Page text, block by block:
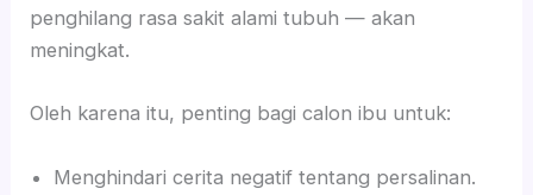
penghilang rasa sakit alami tubuh — akan
meningkat.
Oleh karena itu, penting bagi calon ibu untuk:
Menghindari cerita negatif tentang persalinan.